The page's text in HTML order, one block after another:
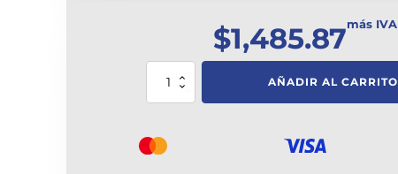
$1,485.87más IVA
Conetendor
Con
AÑADIR AL CARRITO